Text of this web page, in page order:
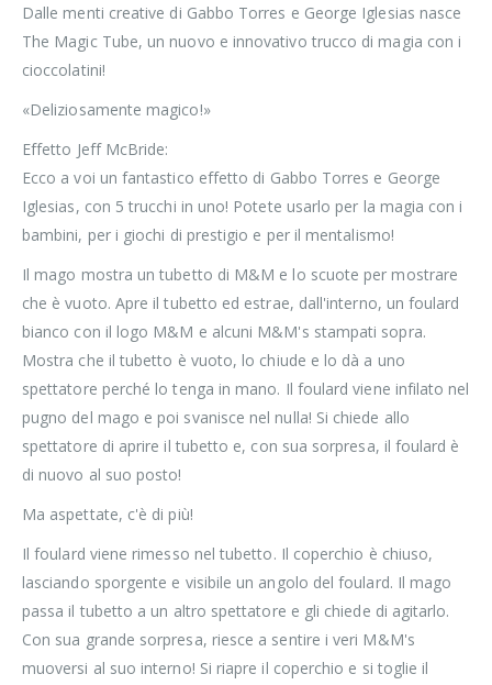
Dalle menti creative di Gabbo Torres e George Iglesias nasce
The Magic Tube, un nuovo e innovativo trucco di magia con i
cioccolatini!
«Deliziosamente magico!»
Effetto Jeff McBride:
Ecco a voi un fantastico effetto di Gabbo Torres e George
Iglesias, con 5 trucchi in uno! Potete usarlo per la magia con i
bambini, per i giochi di prestigio e per il mentalismo!
Il mago mostra un tubetto di M&M e lo scuote per mostrare
che è vuoto. Apre il tubetto ed estrae, dall'interno, un foulard
bianco con il logo M&M e alcuni M&M's stampati sopra.
Mostra che il tubetto è vuoto, lo chiude e lo dà a uno
spettatore perché lo tenga in mano. Il foulard viene infilato nel
pugno del mago e poi svanisce nel nulla! Si chiede allo
spettatore di aprire il tubetto e, con sua sorpresa, il foulard è
di nuovo al suo posto!
Ma aspettate, c'è di più!
Il foulard viene rimesso nel tubetto. Il coperchio è chiuso,
lasciando sporgente e visibile un angolo del foulard. Il mago
passa il tubetto a un altro spettatore e gli chiede di agitarlo.
Con sua grande sorpresa, riesce a sentire i veri M&M's
muoversi al suo interno! Si riapre il coperchio e si toglie il